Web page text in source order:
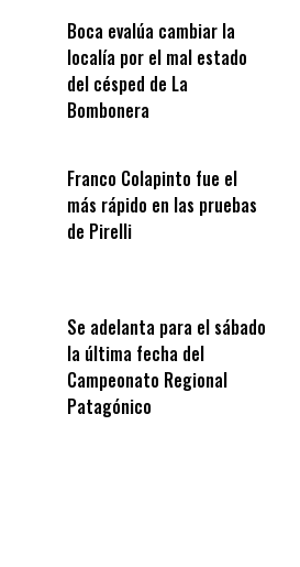
Boca evalúa cambiar la
localía por el mal estado
del césped de La
Bombonera
Franco Colapinto fue el
más rápido en las pruebas
de Pirelli
Se adelanta para el sábado
la última fecha del
Campeonato Regional
Patagónico